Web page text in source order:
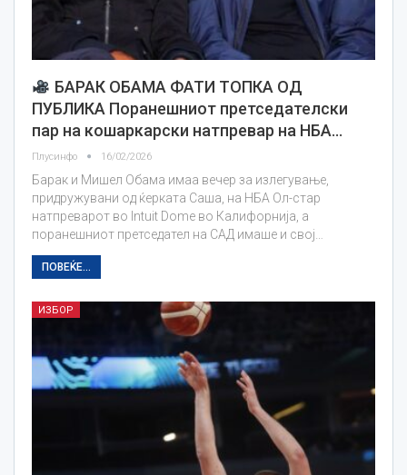
БАРАК ОБАМА ФАТИ ТОПКА ОД
ПУБЛИКА Поранешниот претседателски
пар на кошаркарски натпревар на НБА…
Плусинфо 16/02/2026
Барак и Мишел Обама имаа вечер за излегување,
придружувани од ќерката Саша, на НБА Ол-стар
натпреварот во Intuit Dome во Калифорнија, а
поранешниот претседател на САД имаше и свој…
ПОВЕЌЕ...
ИЗБОР